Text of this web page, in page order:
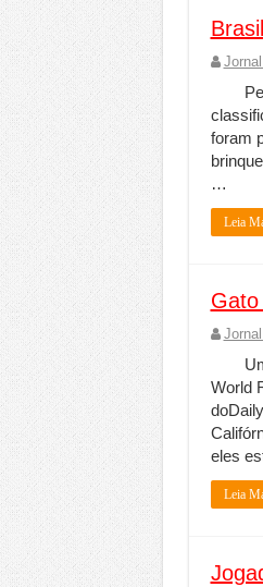
foram
…
Leia
World
eles
Leia